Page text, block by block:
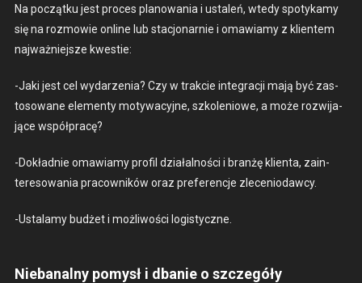
Na początku jest pro­ces planowa­nia i ustaleń, wtedy spo­tykamy
się na roz­mowie online lub stacjonarnie i omaw­iamy z klien­tem
najważniejsze kwest­ie:
-Jaki jest cel wydarzenia? Czy w trak­cie inte­gracji mają być zas­
tosowane ele­men­ty motywa­cyjne, szkole­niowe, a może rozwi­ja­
jące współpracę?
-Dokład­nie omaw­iamy pro­fil dzi­ałal­noś­ci i branżę klien­ta, zain­
tere­sowa­nia pra­cown­ików oraz pref­er­enc­je zlece­nio­daw­cy.
-Usta­lamy budżet i możli­woś­ci logisty­czne.
Niebanalny pomysł i dbanie o szczegóły